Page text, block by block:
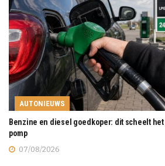
AUTONIEUWS
Benzine en diesel goedkoper: dit scheelt
pomp
07/08/2026